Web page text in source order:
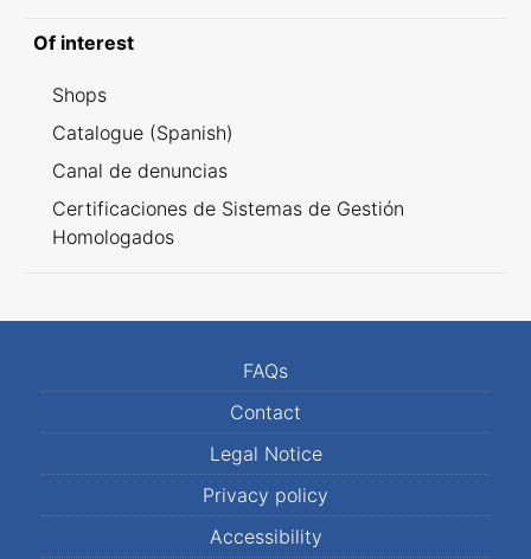
Of interest
Shops
Catalogue (Spanish)
Canal de denuncias
Certificaciones de Sistemas de Gestión
Homologados
FAQs
Contact
Legal Notice
Privacy policy
Accessibility